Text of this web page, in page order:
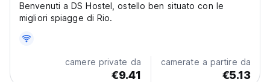
Benvenuti a DS Hostel, ostello ben situato con le
migliori spiagge di Rio.
camere private da
€9.41
camerate a partire da
€5.13